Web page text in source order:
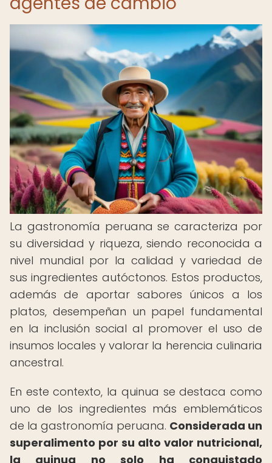
La gastronomía peruana se caracteriza por
su diversidad y riqueza, siendo reconocida a
nivel mundial por la calidad y variedad de
sus ingredientes autóctonos. Estos productos,
además de aportar sabores únicos a los
platos, desempeñan un papel fundamental
en la inclusión social al promover el uso de
insumos locales y valorar la herencia culinaria
ancestral.
En este contexto, la quinua se destaca como
uno de los ingredientes más emblemáticos
de la gastronomía peruana. Considerada un
superalimento por su alto valor nutricional,
la quinua no solo ha conquistado